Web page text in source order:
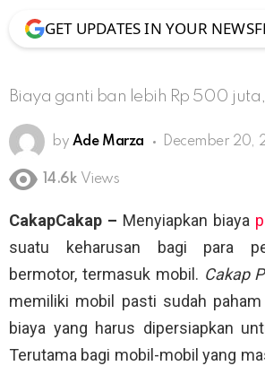
GET UPDATES IN YOUR
Biaya ganti ban lebih Rp 500
by Ade Marza December 20,
14.6k Views
CakapCakap – Menyiapkan biaya
suatu keharusan bagi para
bermotor, termasuk mobil. Cakap
memiliki mobil pasti sudah
biaya yang harus dipersiapkan
Terutama bagi mobil-mobil yang